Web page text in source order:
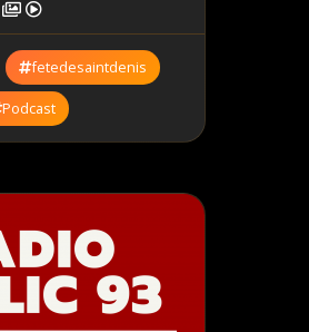
fetedesaintdenis
Podcast